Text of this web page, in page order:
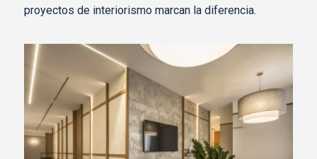
proyectos de interiorismo marcan la diferencia.